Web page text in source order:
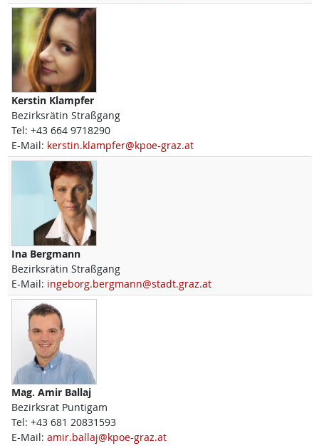
Kerstin Klampfer
Bezirksrätin Straßgang
Tel: +43 664 9718290
E-Mail: kerstin.klampfer@kpoe-graz.at
Ina Bergmann
Bezirksrätin Straßgang
E-Mail: ingeborg.bergmann@stadt.graz.at
Mag. Amir Ballaj
Bezirksrat Puntigam
Tel: +43 681 20831593
E-Mail: amir.ballaj@kpoe-graz.at